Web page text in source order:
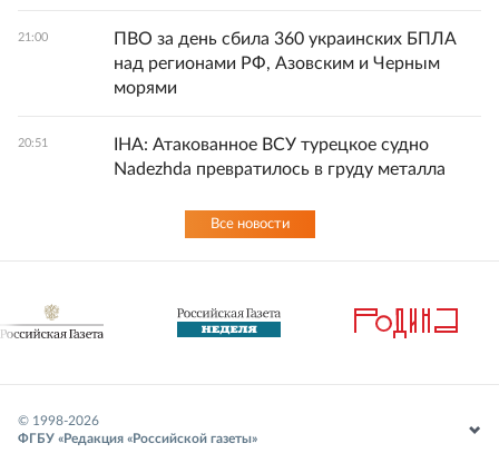
21:00
ПВО за день сбила 360 украинских БПЛА
над регионами РФ, Азовским и Черным
морями
20:51
IHA: Атакованное ВСУ турецкое судно
Nadezhda превратилось в груду металла
Все новости
© 1998-2026
ФГБУ «Редакция «Российской газеты»